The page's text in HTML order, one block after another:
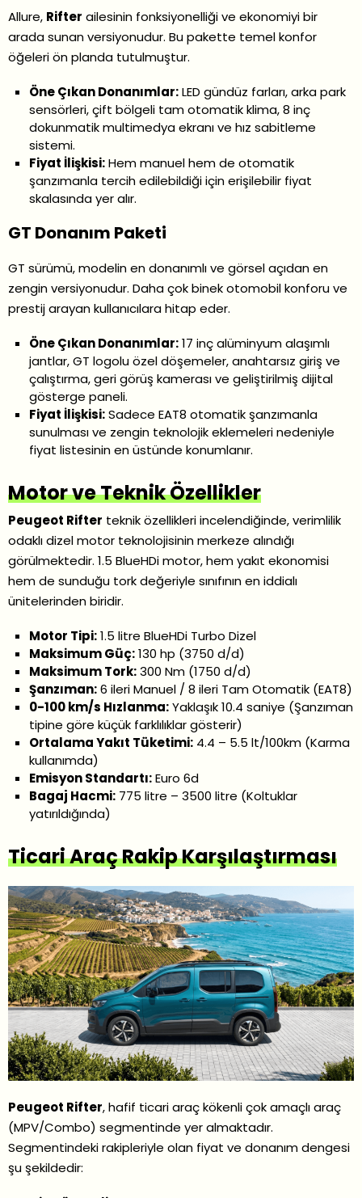
Allure, Rifter ailesinin fonksiyonelliği ve ekonomiyi bir
arada sunan versiyonudur. Bu pakette temel konfor
öğeleri ön planda tutulmuştur.
Öne Çıkan Donanımlar:LED gündüz farları, arka park
sensörleri, çift bölgeli tam otomatik klima, 8 inç
dokunmatik multimedya ekranı ve hız sabitleme
sistemi.
Fiyat İlişkisi:Hem manuel hem de otomatik
şanzımanla tercih edilebildiği için erişilebilir fiyat
skalasında yer alır.
GT Donanım Paketi
GT sürümü, modelin en donanımlı ve görsel açıdan en
zengin versiyonudur. Daha çok binek otomobil konforu ve
prestij arayan kullanıcılara hitap eder.
Öne Çıkan Donanımlar:17 inç alüminyum alaşımlı
jantlar, GT logolu özel döşemeler, anahtarsız giriş ve
çalıştırma, geri görüş kamerası ve geliştirilmiş dijital
gösterge paneli.
Fiyat İlişkisi:Sadece EAT8 otomatik şanzımanla
sunulması ve zengin teknolojik eklemeleri nedeniyle
fiyat listesinin en üstünde konumlanır.
Motor ve Teknik Özellikler
Peugeot Rifter teknik özellikleri incelendiğinde, verimlilik
odaklı dizel motor teknolojisinin merkeze alındığı
görülmektedir. 1.5 BlueHDi motor, hem yakıt ekonomisi
hem de sunduğu tork değeriyle sınıfının en iddialı
ünitelerinden biridir.
Motor Tipi:1.5 litre BlueHDi Turbo Dizel
Maksimum Güç:130 hp (3750 d/d)
Maksimum Tork:300 Nm (1750 d/d)
Şanzıman:6 ileri Manuel / 8 ileri Tam Otomatik (EAT8)
0-100 km/s Hızlanma:Yaklaşık 10.4 saniye (Şanzıman
tipine göre küçük farklılıklar gösterir)
Ortalama Yakıt Tüketimi: 4.4 – 5.5 lt/100km (Karma
kullanımda)
Emisyon Standartı:Euro 6d
Bagaj Hacmi: 775 litre – 3500 litre (Koltuklar
yatırıldığında)
Ticari Araç Rakip Karşılaştırması
Peugeot Rifter, hafif ticari araç kökenli çok amaçlı araç
(MPV/Combo) segmentinde yer almaktadır.
Segmentindeki rakipleriyle olan fiyat ve donanım dengesi
şu şekildedir: